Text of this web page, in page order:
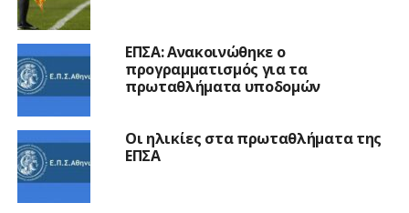
ΕΠΣΑ: Ανακοινώθηκε ο
προγραμματισμός για τα
πρωταθλήματα υποδομών
Οι ηλικίες στα πρωταθλήματα της
ΕΠΣΑ